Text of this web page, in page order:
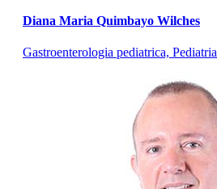
Diana Maria Quimbayo Wilches
Gastroenterologia pediatrica, Pediatria